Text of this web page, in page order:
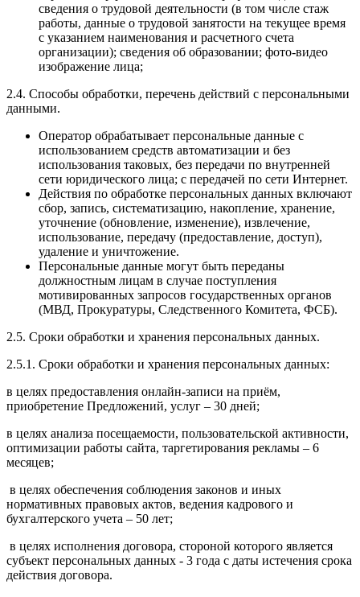
сведения о трудовой деятельности (в том числе стаж
работы, данные о трудовой занятости на текущее время
с указанием наименования и расчетного счета
организации); сведения об образовании; фото-видео
изображение лица;
2.4. Способы обработки, перечень действий с персональными
данными.
Оператор обрабатывает персональные данные с
использованием средств автоматизации и без
использования таковых, без передачи по внутренней
сети юридического лица; с передачей по сети Интернет.
Действия по обработке персональных данных включают
сбор, запись, систематизацию, накопление, хранение,
уточнение (обновление, изменение), извлечение,
использование, передачу (предоставление, доступ),
удаление и уничтожение.
Персональные данные могут быть переданы
должностным лицам в случае поступления
мотивированных запросов государственных органов
(МВД, Прокуратуры, Следственного Комитета, ФСБ).
2.5. Сроки обработки и хранения персональных данных.
2.5.1. Сроки обработки и хранения персональных данных:
в целях предоставления онлайн-записи на приём,
приобретение Предложений, услуг – 30 дней;
в целях анализа посещаемости, пользовательской активности,
оптимизации работы сайта, таргетирования рекламы – 6
месяцев;
в целях обеспечения соблюдения законов и иных
нормативных правовых актов, ведения кадрового и
бухгалтерского учета – 50 лет;
в целях исполнения договора, стороной которого является
субъект персональных данных - 3 года с даты истечения срока
действия договора.